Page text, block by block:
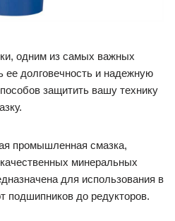
одним из самых важных
ее долговечность и надежную
защитить вашу технику
промышленная смазка,
минеральных
для использования в
подшипников до редукторов.